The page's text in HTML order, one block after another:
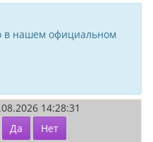
в нашем официальном
14:28:31
Да Нет